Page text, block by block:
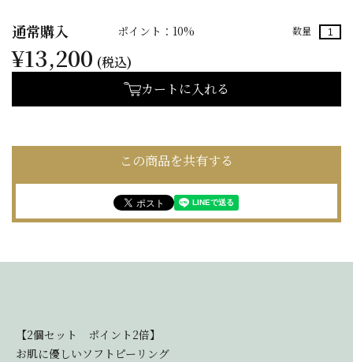
通常購入 ポイント：10% 数量
¥13,200 (税込)
カートに入れる
この商品を共有する
【2個セット ポイント2倍】
お肌に優しいソフトピーリング